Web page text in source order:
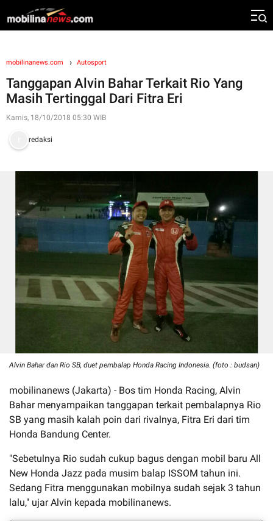
mobilinanews.com Autosport
Tanggapan Alvin Bahar Terkait Rio Yang
Masih Tertinggal Dari Fitra Eri
Kamis, 18/10/2018 05:30 WIB
redaksi
Alvin Bahar dan Rio SB, duet pembalap Honda Racing Indonesia. (foto : budsan)
mobilinanews (Jakarta) - Bos tim Honda Racing, Alvin
Bahar menyampaikan tanggapan terkait pembalapnya Rio
SB yang masih kalah poin dari rivalnya, Fitra Eri dari tim
Honda Bandung Center.
"Sebetulnya Rio sudah cukup bagus dengan mobil baru All
New Honda Jazz pada musim balap ISSOM tahun ini.
Sedang Fitra menggunakan mobilnya sudah sejak 3 tahun
lalu," ujar Alvin kepada mobilinanews.